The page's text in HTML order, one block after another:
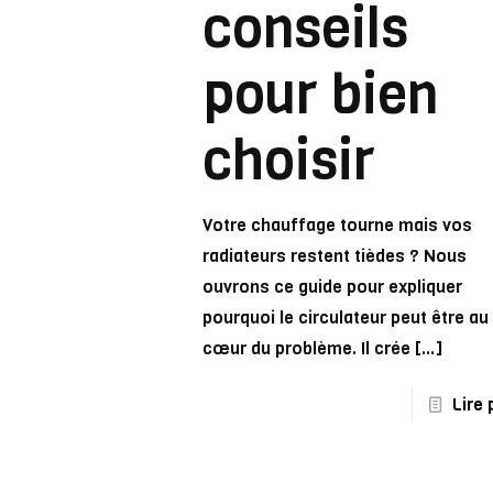
conseils
pour bien
choisir
Votre chauffage tourne mais vos
radiateurs restent tièdes ? Nous
ouvrons ce guide pour expliquer
pourquoi le circulateur peut être au
cœur du problème. Il crée […]
Lire